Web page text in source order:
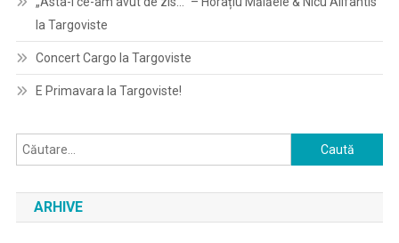
la Targoviste
Concert Cargo la Targoviste
E Primavara la Targoviste!
Caută
după:
ARHIVE